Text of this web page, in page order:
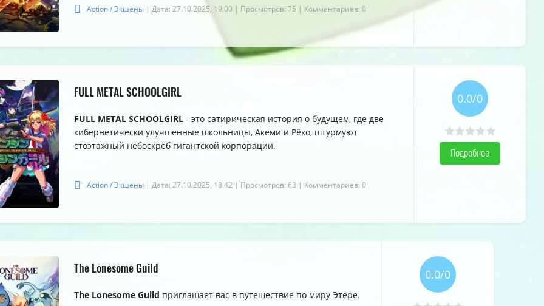
Action / Экшены | Дата: 27.10.2025, 19:00 | Просмотров: 75 | Комментариев: 0
FULL METAL SCHOOLGIRL
FULL METAL SCHOOLGIRL - это сатирическая история о будущем, где две
кибернетически улучшенные школьницы, Акеми и Рёко, штурмуют
стоэтажный небоскрёб гигантской корпорации.
Action / Экшены | Дата: 27.10.2025, 18:42 | Просмотров: 63 | Комментариев: 0
0.0/0
Подробнее
The Lonesome Guild
The Lonesome Guild приглашает вас в путешествие по миру Этере.
0.0/0